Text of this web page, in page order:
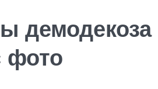
демодекоза
фото